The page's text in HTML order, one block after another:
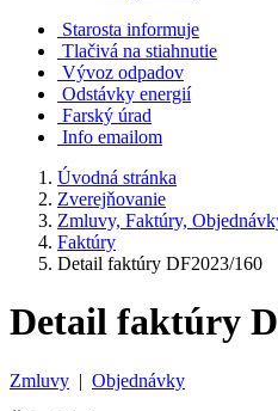
Starosta informuje
Tlačivá na stiahnutie
Vývoz odpadov
Odstávky energií
Farský úrad
Info emailom
Úvodná stránka
Zverejňovanie
Zmluvy, Faktúry,
Faktúry
Detail faktúry DF2023/160
Detail faktúry
Zmluvy | Objednávky